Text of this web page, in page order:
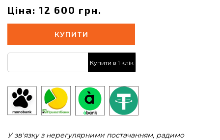
Ціна: 12 600 грн.
КУПИТИ
Купити в 1 клік
У зв'язку з нерегулярними постачанням, радимо